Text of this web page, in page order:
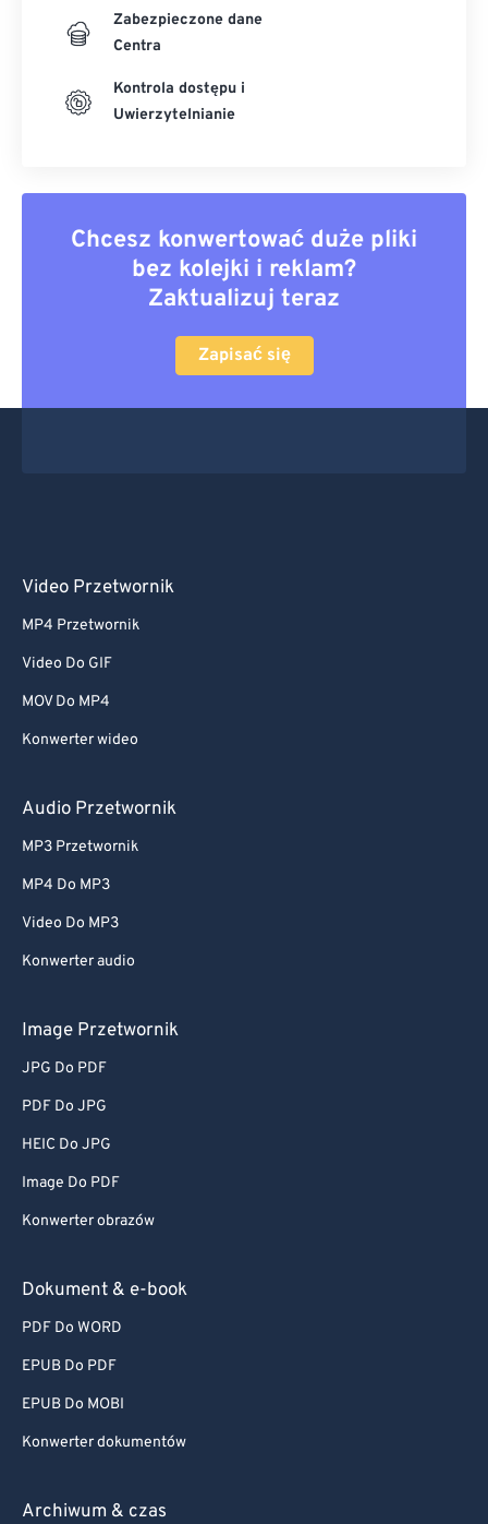
Zabezpieczone dane
Centra
Kontrola dostępu i
Uwierzytelnianie
Chcesz konwertować duże pliki
bez kolejki i reklam?
Zaktualizuj teraz
Zapisać się
Video Przetwornik
MP4 Przetwornik
Video Do GIF
MOV Do MP4
Konwerter wideo
Audio Przetwornik
MP3 Przetwornik
MP4 Do MP3
Video Do MP3
Konwerter audio
Image Przetwornik
JPG Do PDF
PDF Do JPG
HEIC Do JPG
Image Do PDF
Konwerter obrazów
Dokument & e-book
PDF Do WORD
EPUB Do PDF
EPUB Do MOBI
Konwerter dokumentów
Archiwum & czas